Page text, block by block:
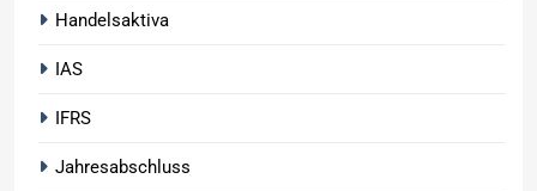
Handelsaktiva
IAS
IFRS
Jahresabschluss